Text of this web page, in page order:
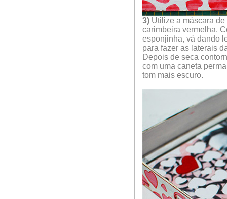
3)Utilize a máscara de
carimbeira vermelha.
esponjinha, vá dando
para fazer as laterais
Depois de seca
com uma caneta
tom mais escuro.